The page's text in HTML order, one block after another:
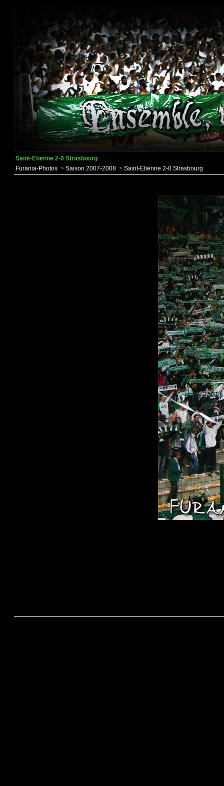
Saint-Etienne 2-0 Strasbourg
Furania-Photos > Saison 2007-2008 > Saint-Etienne 2-0 Strasbourg